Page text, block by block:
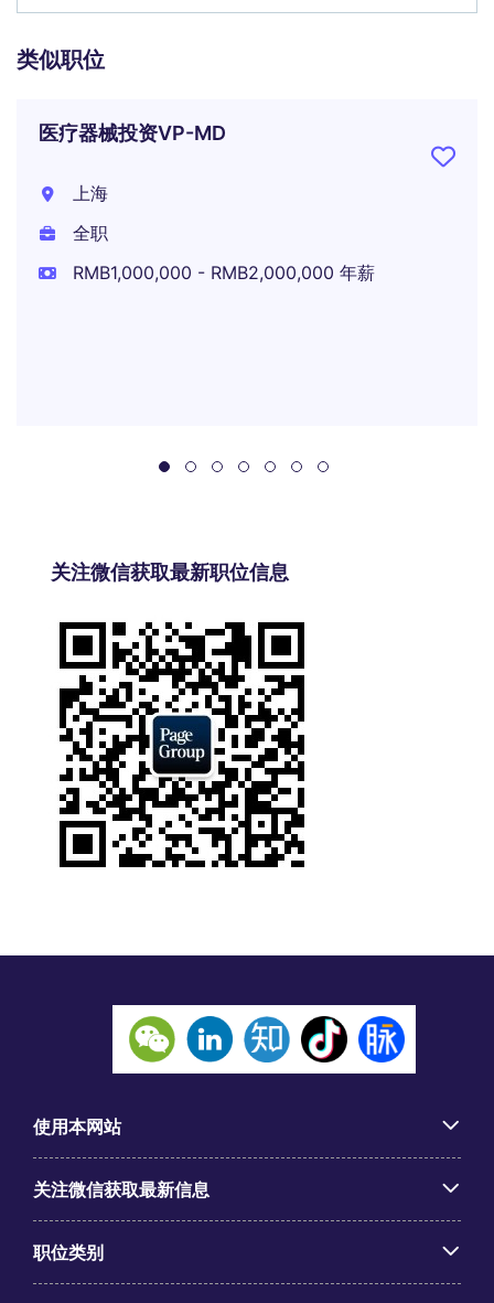
类似职位
医疗器械投资VP-MD
上海
全职
RMB1,000,000 - RMB2,000,000 年薪
关注微信获取最新职位信息
使用本网站
关注微信获取最新信息
职位类别